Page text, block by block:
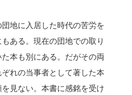
地に入居した時代の苦労を
ある。現在の団地での取り
本も別にある。だがその両
れの当事者として著した本
見ない。本書に感銘を受け